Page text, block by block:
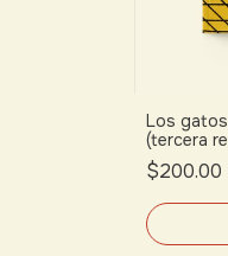
Los
(tercera
$200.00